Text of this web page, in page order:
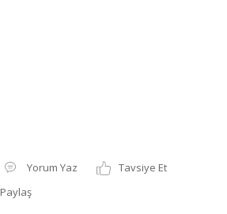
Yorum Yaz
Tavsiye Et
Paylaş